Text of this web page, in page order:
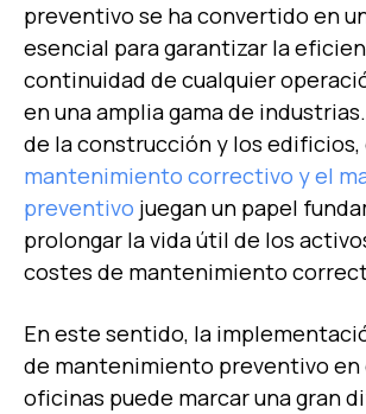
preventivo se ha convertido en
esencial para garantizar la
continuidad de cualquier
en una amplia gama de
de la construcción y los edificios,
mantenimiento correctivo y el
preventivo juegan un papel
prolongar la vida útil de los
costes de mantenimiento
En este sentido, la
de mantenimiento preventivo
oficinas puede marcar una gran